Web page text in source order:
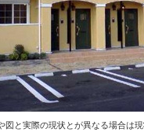
図と実際の現状とが異なる場合は